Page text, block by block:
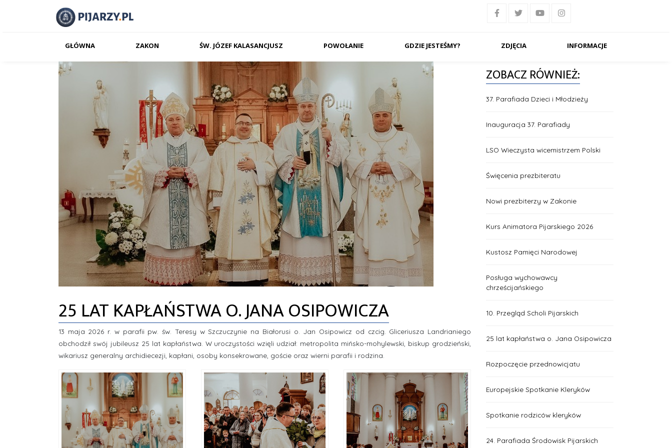
GŁÓWNA ZAKON ŚW. JÓZEF KALASANCJUSZ POWOŁANIE GDZIE JESTEŚMY? ZDJĘCIA INFORMACJE
25 LAT KAPŁAŃSTWA O. JANA OSIPOWICZA
13 maja 2026 r. w parafii pw. św. Teresy w Szczuczynie na Białorusi o. Jan Osipowicz od czcig. Gliceriusza Landrianiego
obchodził swój jubileusz 25 lat kapłaństwa. W uroczystości wzięli udział: metropolita mińsko-mohylewski, biskup grodzieński,
wikariusz generalny archidiecezji, kapłani, osoby konsekrowane, goście oraz wierni parafii i rodzina.
ZOBACZ RÓWNIEŻ:
37. Parafiada Dzieci i Młodzieży
Inauguracja 37. Parafiady
LSO Wieczysta wicemistrzem Polski
Święcenia prezbiteratu
Nowi prezbiterzy w Zakonie
Kurs Animatora Pijarskiego 2026
Kustosz Pamięci Narodowej
Posługa wychowawcy
chrześcijańskiego
10. Przegląd Scholi Pijarskich
25 lat kapłaństwa o. Jana Osipowicza
Rozpoczęcie przednowicjatu
Europejskie Spotkanie Kleryków
Spotkanie rodziców kleryków
24. Parafiada Środowisk Pijarskich